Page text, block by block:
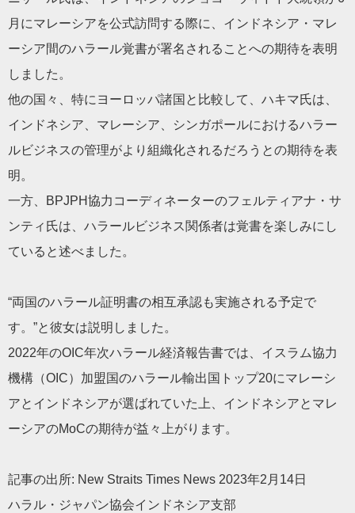
月にマレーシアを公式訪問する際に、インドネシア・マレ
ーシア間のハラール覚書が署名されることへの期待を表明
しました。
他の国々、特にヨーロッパ諸国と比較して、ハキマ氏は、
インドネシア、マレーシア、シンガポールにおけるハラー
ルビジネスの管理がより組織化されるだろうとの期待を表
明。
一方、BPJPH協力コーディネーターのフェルティアナ・サ
ンティ氏は、ハラールビジネス関係者は覚書を楽しみにし
ていると述べました。
“両国のハラール証明書の相互承認も実施される予定で
す。”と彼女は説明しました。
2022年のOIC年次ハラール経済報告書では、イスラム協力
機構（OIC）加盟国のハラール輸出国トップ20にマレーシ
アとインドネシアが選ばれていた上、インドネシアとマレ
ーシアのMoCの期待が益々上がります。
記事の出所: New Straits Times News 2023年2月14日
ハラル・ジャパン協会インドネシア支部